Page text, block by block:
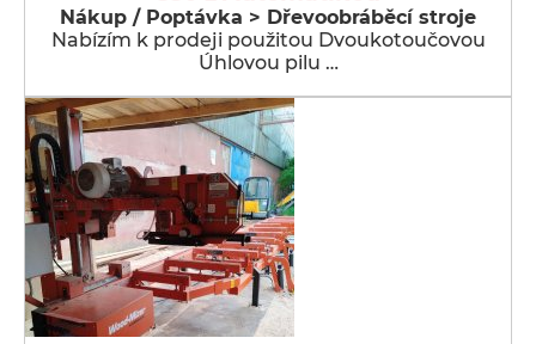
Nákup / Poptávka > Dřevoobráběcí stroje
Nabízím k prodeji použitou Dvoukotoučovou
Úhlovou pilu …